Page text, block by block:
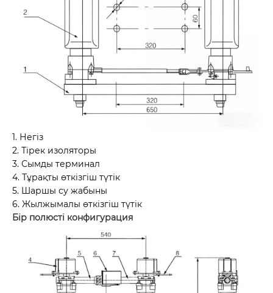
1. Негіз
2. Тірек изоляторы
3. Сымды терминал
4. Тұрақты өткізгіш түтік
5. Шаршы су жабыны
6. Жылжымалы өткізгіш түтік
Бір полюсті конфигурация